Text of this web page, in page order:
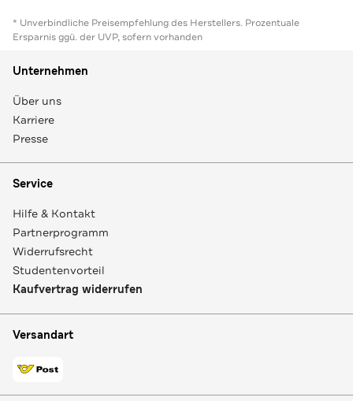
* Unverbindliche Preisempfehlung des Herstellers. Prozentuale
Ersparnis ggü. der UVP, sofern vorhanden
Unternehmen
Über uns
Karriere
Presse
Service
Hilfe & Kontakt
Partnerprogramm
Widerrufsrecht
Studentenvorteil
Kaufvertrag widerrufen
Versandart